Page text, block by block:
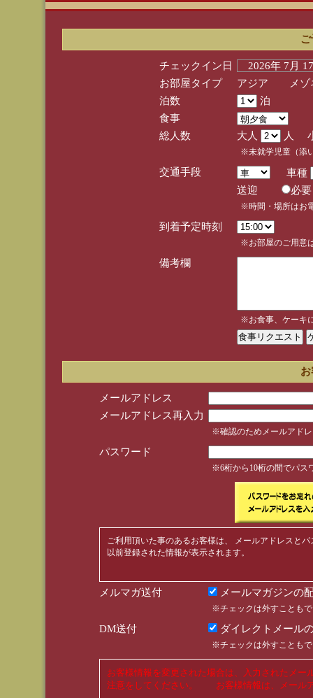
チェックイン日
2026年 7月
お部屋タイプ
アジア メゾネ
泊数
泊
食事
総人数
大人 人
※未就学児童（添
交通手段
車種
送迎
※時間・場所はお
到着予定時刻
※お部屋のご用意
備考欄
※お食事、ケーキ
メールアドレス
メールアドレス再入力
※確認のためメールアド
パスワード
※6桁から10桁の間でパス
ご利用頂いた事のあるお客様は、 メールアドレスと
以前登録された情報が表示されます。
メルマガ送付 メールマガジンの
※チェックは外すことも
DM送付 ダイレクトメール
※チェックは外すことも
お客様情報を変更された場合は、入力されたメ
注意をしてください。 お客様情報は、メール